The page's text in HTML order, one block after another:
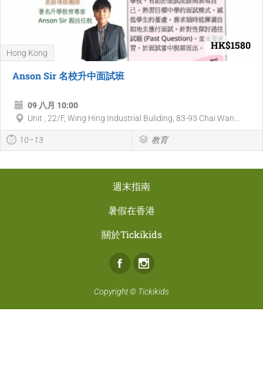
Hong Kong
HK$1580
Anson Sir 名校升中面試班
09 八月 10:00
Unit , 22/F, Wing Hing Industrial Buliding, 83-93 Chai Wan...
10–13 教育
週末指南
暑假在香港
關於Tickikids
Facebook
Copyright © Tickikids